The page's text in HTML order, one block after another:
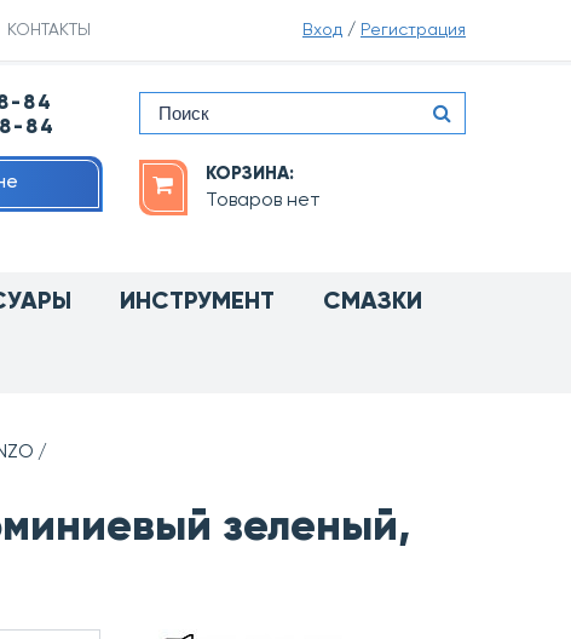
КОНТАКТЫ Вход / Регистрация
84
84
КОРЗИНА:
Товаров нет
ИНСТРУМЕНТ СМАЗКИ
зеленый,